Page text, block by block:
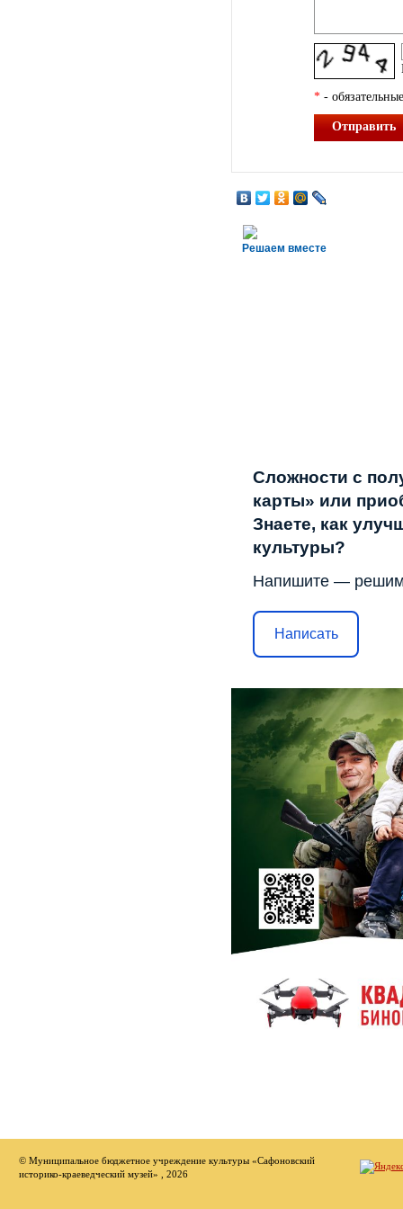
* -
Отправить
Решаем вместе
Сложности с
карты» или
Знаете, как
культуры?
Напишите —
Написать
© Муниципальное бюджетное учреждение культуры «Сафоновский
историко-краеведческий музей» , 2026